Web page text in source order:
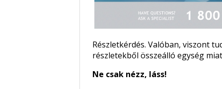
Részletkérdés. Valóban, viszont
részletekből összeálló egység
Ne csak nézz, láss!